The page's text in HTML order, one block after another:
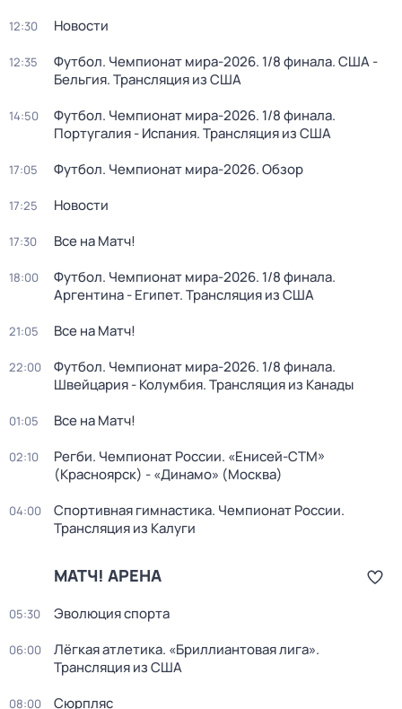
12:30 Новости
12:35
Футбол. Чемпионат мира-2026. 1/8 финала. США -
Бельгия. Трансляция из США
14:50
Футбол. Чемпионат мира-2026. 1/8 финала.
Португалия - Испания. Трансляция из США
17:05 Футбол. Чемпионат мира-2026. Обзор
17:25 Новости
17:30 Все на Матч!
18:00
Футбол. Чемпионат мира-2026. 1/8 финала.
Аргентина - Египет. Трансляция из США
21:05 Все на Матч!
22:00
Футбол. Чемпионат мира-2026. 1/8 финала.
Швейцария - Колумбия. Трансляция из Канады
01:05 Все на Матч!
02:10
Регби. Чемпионат России. «Енисей-СТМ»
(Красноярск) - «Динамо» (Москва)
04:00
Спортивная гимнастика. Чемпионат России.
Трансляция из Калуги
МАТЧ! АРЕНА
05:30 Эволюция спорта
06:00
Лёгкая атлетика. «Бриллиантовая лига».
Трансляция из США
08:00 Сюрпляс